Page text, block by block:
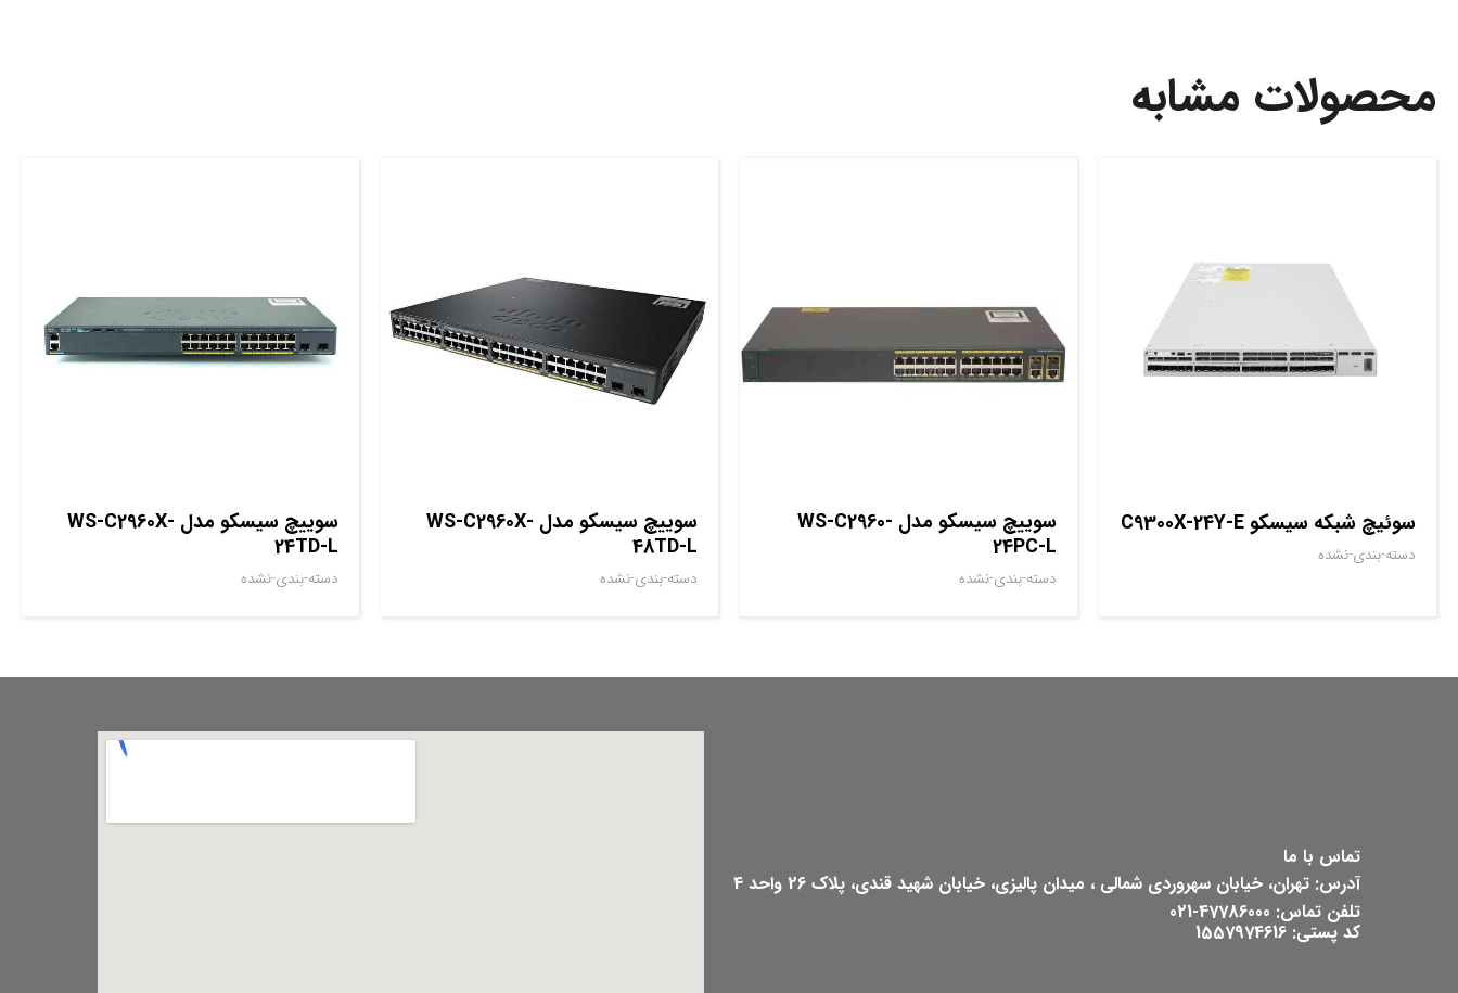
محصولات مشابه
سوئیچ شبکه سیسکو C9300X-24Y-E
دسته-بندی-نشده
سوييچ سيسکو مدل WS-C2960-
24PC-L
دسته-بندی-نشده
سوييچ سيسکو مدل WS-C2960X-
48TD-L
دسته-بندی-نشده
سوييچ سيسکو مدل WS-C2960X-
24TD-L
دسته-بندی-نشده
تماس با ما
آدرس: تهران، خیابان سهروردی شمالی ، میدان پالیزی، خیابان شهید قندی، پلاک 26 واحد 4
تلفن تماس: 47786000-021
کد پستی: 1557974616